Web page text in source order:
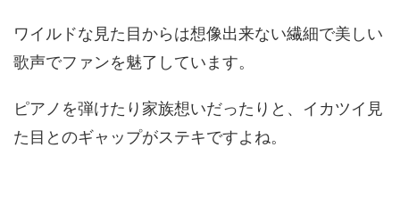
ワイルドな見た目からは想像出来ない繊細で美しい
歌声でファンを魅了しています。
ピアノを弾けたり家族想いだったりと、イカツイ見
た目とのギャップがステキですよね。